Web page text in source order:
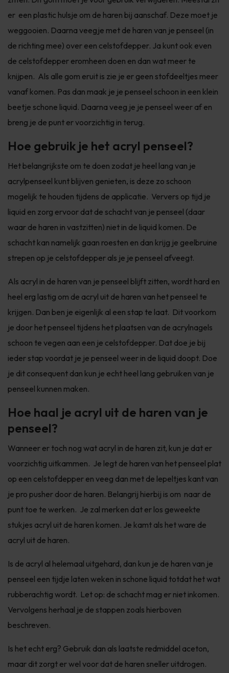
er een plastic hulsje om de haren bij aanschaf. Deze moet je
weggooien. Daarna veegje met de haren van je penseel (in
de richting mee) over een celstofdepper. Ja kunt ook even
de celstofdepper eromheen doen en dan wat meer te
knijpen. Als alle gom eruit is zie je er geen stofdeeltjes meer
vanaf komen. Pas dan maak je je penseel schoon in een klein
beetje schone liquid. Daarna veeg je je penseel weer af en
breng je de punt er voorzichtig in terug.
Hoe gebruik je het acryl penseel?
Het belangrijkste om te doen zodat je heel lang van je
acrylpenseel kunt blijven genieten, is deze zo schoon
mogelijk te houden tijdens de applicatie. Ververs op tijd je
liquid en zorg ervoor dat de schacht van je penseel (daar
waar de haren in vastzitten) niet in de liquid komen. De
schacht kan namelijk gaan roesten en dan krijg je geelbruine
strepen op je celstofdepper als je je penseel afveegt.
Als acryl in de haren van je penseel blijft zitten, wordt hard en
heel erg lastig om de acryl uit de haren van het penseel te
krijgen. Dan ben je eigenlijk al een stap te laat. Dit voorkom
je door het penseel tijdens het plaatsen van de acrylnagels
schoon te vegen aan een je celstofdepper. Dat doe je bij
ieder stap voordat je je penseel weer in de liquid doopt. Doe
je dit consequent dan kun je echt heel lang gebruiken van je
penseel kunnen maken.
Hoe haal je acryl uit de haren van je
penseel?
Wanneer er toch nog wat acryl in de haren zit, kun je dat er
voorzichtig uitkammen. Je legt de haren van het penseel plat
op een celstofdepper en veeg dan met de lepeltjes kant van
je pro pusher door de haren. Belangrij hierbij is om naar de
punt toe te werken. Je zal merken dat er los geweekte
stukjes acryl uit de haren komen. Je kamt als het ware de
acryl uit de haren.
Is de acryl al helemaal uitgehard, dan kun je de haren van je
penseel een tijdje laten weken in schone liquid totdat het wat
rubberachtig wordt. Let op: de schacht mag er niet inkomen.
Vervolgens herhaal je de stappen zoals hierboven
beschreven.
Is het echt erg? Gebruik dan als laatste redmiddel aceton,
maar dit zorgt er wel voor dat de haren sneller uitdrogen.